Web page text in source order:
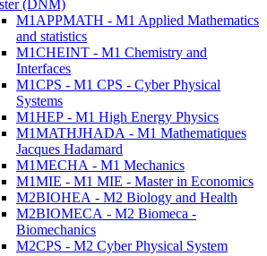
(DNM)
M1APPMATH - M1 Applied Mathematics
and statistics
M1CHEINT - M1 Chemistry and
Interfaces
M1CPS - M1 CPS - Cyber Physical
Systems
M1HEP - M1 High Energy Physics
M1MATHJHADA - M1 Mathematiques
Jacques Hadamard
M1MECHA - M1 Mechanics
M1MIE - M1 MIE - Master in Economics
M2BIOHEA - M2 Biology and Health
M2BIOMECA - M2 Biomeca -
Biomechanics
M2CPS - M2 Cyber Physical System